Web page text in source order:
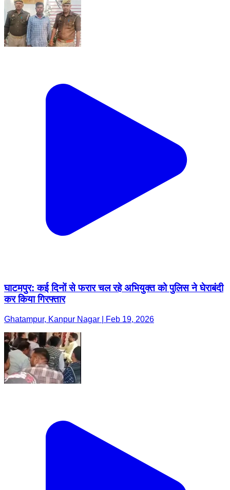
घाटमपुर: कई दिनों से फरार चल रहे अभियुक्त को पुलिस ने घेराबंदी
कर किया गिरफ्तार
Ghatampur, Kanpur Nagar | Feb 19, 2026